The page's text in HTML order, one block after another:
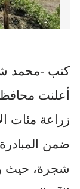
كتب -محمد
أعلنت
زراعة مئات
شجرة، حيث